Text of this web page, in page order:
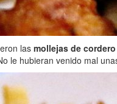
las mollejas de
le hubieran venido mal